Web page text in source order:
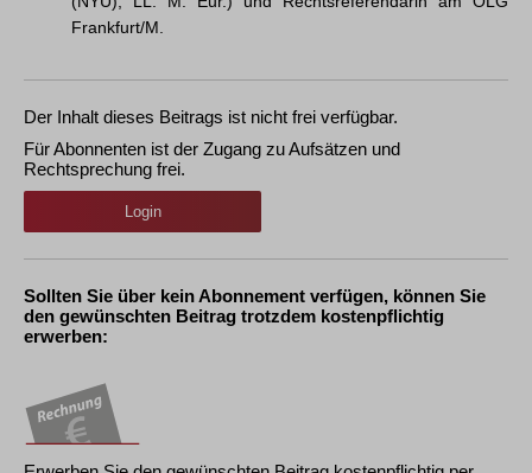
Frankfurt/M.
Der Inhalt dieses Beitrags ist nicht frei verfügbar.
Für Abonnenten ist der Zugang zu Aufsätzen und
Rechtsprechung frei.
Login
Sollten Sie über kein Abonnement verfügen, können Sie
den gewünschten Beitrag trotzdem kostenpflichtig
erwerben: